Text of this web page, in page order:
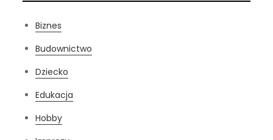
Biznes
Budownictwo
Dziecko
Edukacja
Hobby